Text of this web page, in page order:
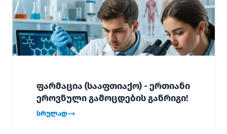
ფარმაცია (სააფთიაქო) - ერთიანი
ეროვნული გამოცდების განრიგი!
სრულად